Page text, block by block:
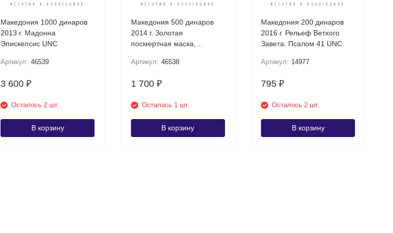
Македония 1000 динаров
2013 г. Мадонна
Эпискепсис UNC
Артикул: 46539
3 600₽
Осталось 2 шт.
В корзину
Македония 500 динаров
2014 г. Золотая
посмертная маска,
Артикул: 46538
1 700 ₽
Осталась 1 шт.
В корзину
Македония 200 динаров
2016 г. Рельеф Ветхого
Завета. Псалом 41 UNC
Артикул: 14977
795₽
Осталось 2 шт.
В корзину